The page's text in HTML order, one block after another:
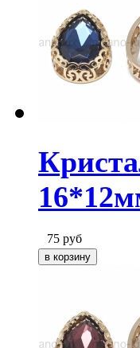
75 руб